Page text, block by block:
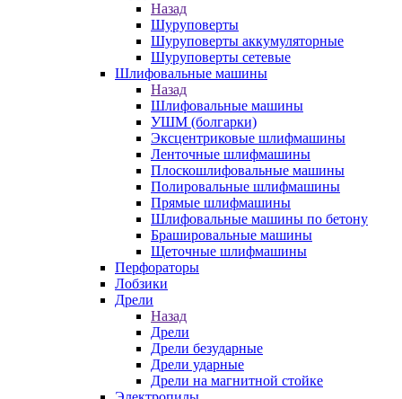
Назад
Шуруповерты
Шуруповерты аккумуляторные
Шуруповерты сетевые
Шлифовальные машины
Назад
Шлифовальные машины
УШМ (болгарки)
Эксцентриковые шлифмашины
Ленточные шлифмашины
Плоскошлифовальные машины
Полировальные шлифмашины
Прямые шлифмашины
Шлифовальные машины по бетону
Брашировальные машины
Щеточные шлифмашины
Перфораторы
Лобзики
Дрели
Назад
Дрели
Дрели безударные
Дрели ударные
Дрели на магнитной стойке